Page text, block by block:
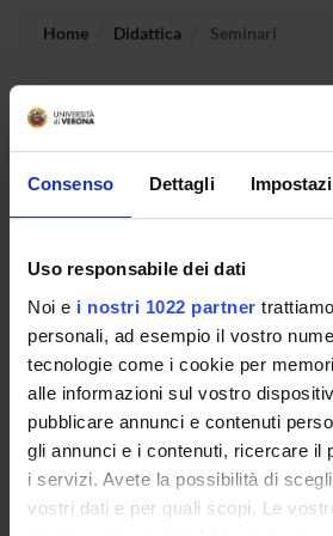
Consenso Dettagli
Uso responsabile dei dati
Noi e i nostri 1022 partner
personali, ad esempio il vostro
tecnologie come i cookie per
alle informazioni sul vostro
pubblicare annunci e contenuti
gli annunci e i contenuti, ricercare il
i servizi. Avete la possibilità di
vostri dati e per quali scopi. Le
Home Didattica Seminari
Non è stato trovato alcun seminario
all'insegnamento Didattica della
DOTTORATI, MASTER E
Contatti
Persone
Luoghi
Calendario